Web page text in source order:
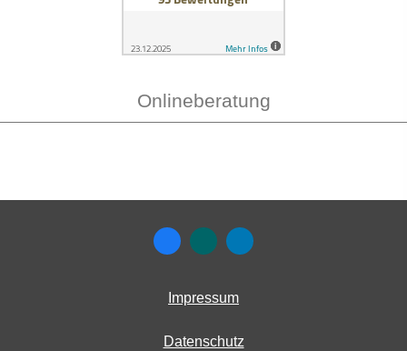
Onlineberatung
Impressum
Datenschutz